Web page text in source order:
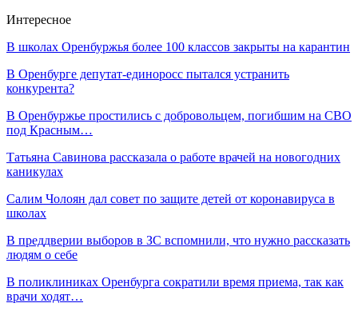
Интересное
В школах Оренбуржья более 100 классов закрыты на карантин
В Оренбурге депутат-единоросс пытался устранить
конкурента?
В Оренбуржье простились с добровольцем, погибшим на СВО
под Красным…
Татьяна Савинова рассказала о работе врачей на новогодних
каникулах
Салим Чолоян дал совет по защите детей от коронавируса в
школах
В преддверии выборов в ЗС вспомнили, что нужно рассказать
людям о себе
В поликлиниках Оренбурга сократили время приема, так как
врачи ходят…